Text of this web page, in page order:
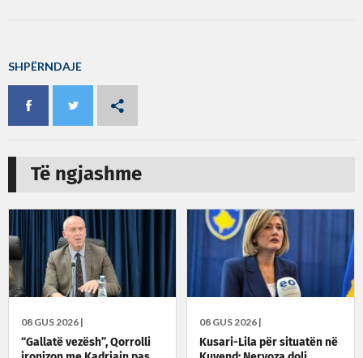
SHPËRNDAJE
Të ngjashme
08 GUS 2026 |
“Gallatë vezësh”, Qorrolli
08 GUS 2026 |
Kusari-Lila për situatën në